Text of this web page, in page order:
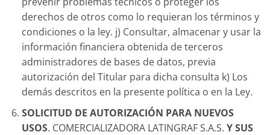
derechos de otros como lo requieran los términos y
condiciones o la ley. j) Consultar, almacenar y usar la
información financiera obtenida de terceros
administradores de bases de datos, previa
autorización del Titular para dicha consulta k) Los
demás descritos en la presente política o en la Ley.
SOLICITUD DE AUTORIZACIÓN PARA NUEVOS
USOS. COMERCIALIZADORA LATINGRAF S.A.S. Y SUS